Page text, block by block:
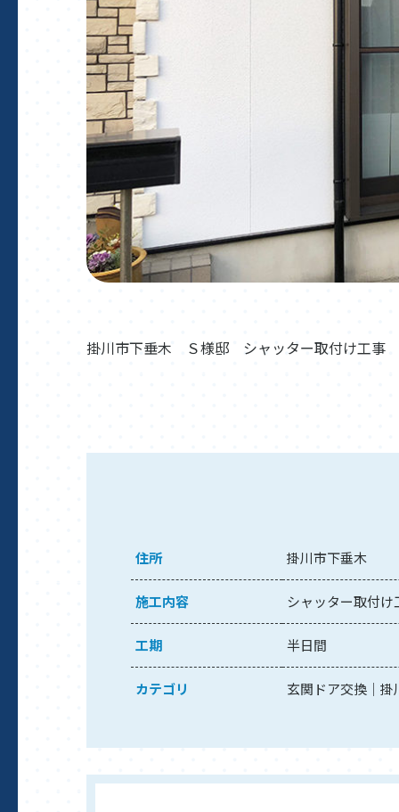
掛川市下垂木 Ｓ様邸 シャッター取付け工事
住所 掛川市下垂木
施工内容 シャッター取付け
工期 半日間
カテゴリ 玄関ドア交換 掛